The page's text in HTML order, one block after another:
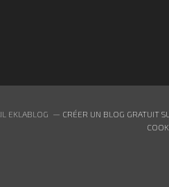
EKLABLOG CRÉER UN BLOG GRATUIT